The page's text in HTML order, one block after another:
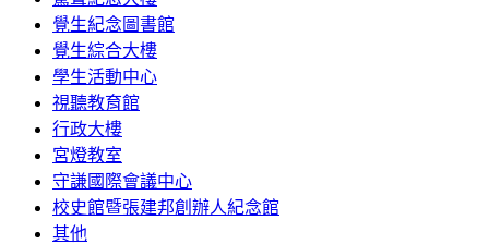
覺生紀念圖書館
覺生綜合大樓
學生活動中心
視聽教育館
行政大樓
宮燈教室
守謙國際會議中心
校史館暨張建邦創辦人紀念館
其他